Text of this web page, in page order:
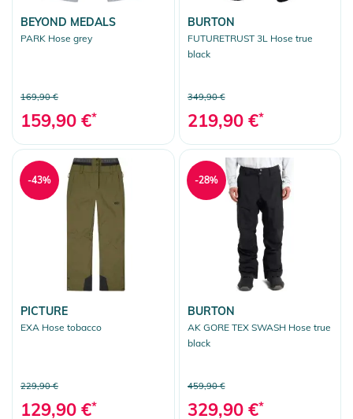
BEYOND MEDALS
PARK Hose grey
169,90 €
159,90 €*
BURTON
FUTURETRUST 3L Hose true
black
349,90 €
219,90 €*
PICTURE
EXA Hose tobacco
229,90 €
129,90 €*
-43%
BURTON
AK GORE TEX SWASH Hose true
black
459,90 €
329,90 €*
-28%